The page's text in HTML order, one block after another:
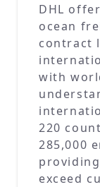
DHL
ocean
contract
with
220
285,000
exceed